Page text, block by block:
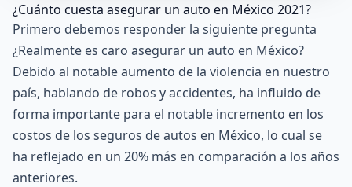
¿Cuánto cuesta asegurar un auto en México 2021?
Primero debemos responder la siguiente pregunta
¿Realmente es caro asegurar un auto en México?
Debido al notable aumento de la violencia en nuestro
país, hablando de robos y accidentes, ha influido de
forma importante para el notable incremento en los
costos de los seguros de autos en México, lo cual se
ha reflejado en un 20% más en comparación a los años
anteriores.